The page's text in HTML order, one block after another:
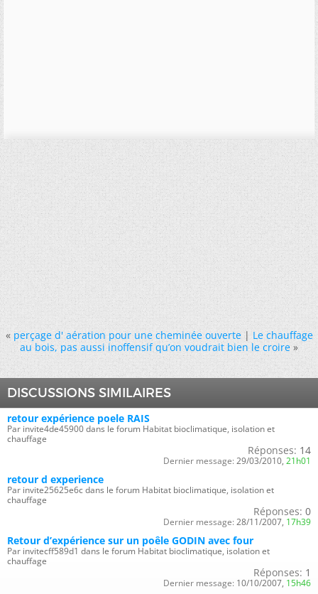
« perçage d' aération pour une cheminée ouverte|Le chauffage
au bois, pas aussi inoffensif qu’on voudrait bien le croire »
DISCUSSIONS SIMILAIRES
retour expérience poele RAIS
Par invite4de45900 dans le forum Habitat bioclimatique, isolation et
chauffage
Réponses: 14
Dernier message: 29/03/2010, 21h01
retour d experience
Par invite25625e6c dans le forum Habitat bioclimatique, isolation et
chauffage
Réponses: 0
Dernier message: 28/11/2007, 17h39
Retour d’expérience sur un poêle GODIN avec four
Par invitecff589d1 dans le forum Habitat bioclimatique, isolation et
chauffage
Réponses: 1
Dernier message: 10/10/2007, 15h46